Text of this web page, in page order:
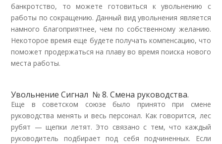
банкротство, то можете готовиться к увольнению с
работы по сокращению. Данный вид увольнения является
намного благоприятнее, чем по собственному желанию.
Некоторое время еще будете получать компенсацию, что
поможет продержаться на плаву во время поиска нового
места работы.
Увольнение Сигнал № 8. Смена руководства.
Еще в советском союзе было принято при смене
руководства менять и весь персонал. Как говорится, лес
рубят — щепки летят. Это связано с тем, что каждый
руководитель подбирает под себя подчиненных. Если